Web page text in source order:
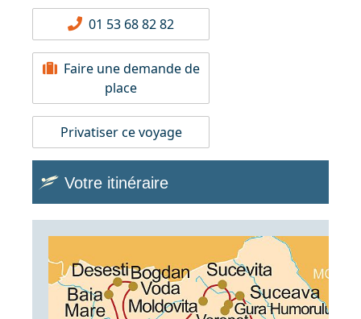
01 53 68 82 82
Faire une demande de
place
Privatiser ce voyage
Votre itinéraire